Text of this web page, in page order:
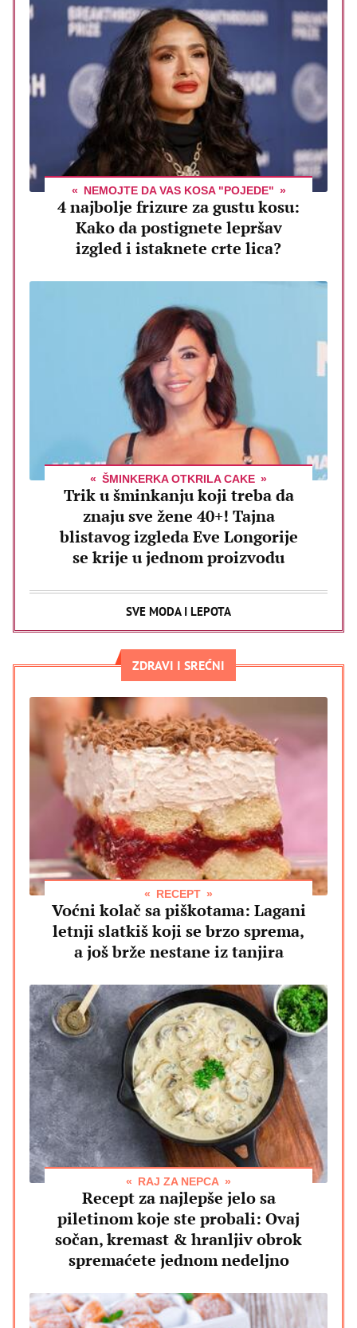
NEMOJTE DA VAS KOSA "POJEDE"
4 najbolje frizure za gustu kosu:
Kako da postignete lepršav
izgled i istaknete crte lica?
ŠMINKERKA OTKRILA CAKE
Trik u šminkanju koji treba da
znaju sve žene 40+! Tajna
blistavog izgleda Eve Longorije
se krije u jednom proizvodu
SVE MODA I LEPOTA
ZDRAVI I SREĆNI
RECEPT
Voćni kolač sa piškotama: Lagani
letnji slatkiš koji se brzo sprema,
a još brže nestane iz tanjira
RAJ ZA NEPCA
Recept za najlepše jelo sa
piletinom koje ste probali: Ovaj
sočan, kremast & hranljiv obrok
spremaćete jednom nedeljno